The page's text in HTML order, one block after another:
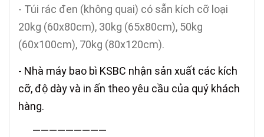
- Túi rác đen (không quai) có sẵn kích cỡ loại
20kg (60x80cm), 30kg (65x80cm), 50kg
(60x100cm), 70kg (80x120cm).
- Nhà máy bao bì KSBC nhận sản xuất các kích
cỡ, độ dày và in ấn theo yêu cầu của quý khách
hàng.
—————————